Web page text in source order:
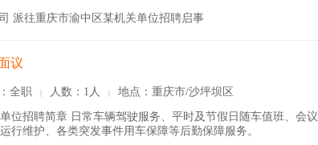
派往重庆市渝中区某机关单位招聘启事
议
全职 | 人数：1人 | 地点：重庆市/沙坪坝区
位招聘简章 日常车辆驾驶服务、平时及节假日随车值班、会议
行维护、各类突发事件用车保障等后勤保障服务。